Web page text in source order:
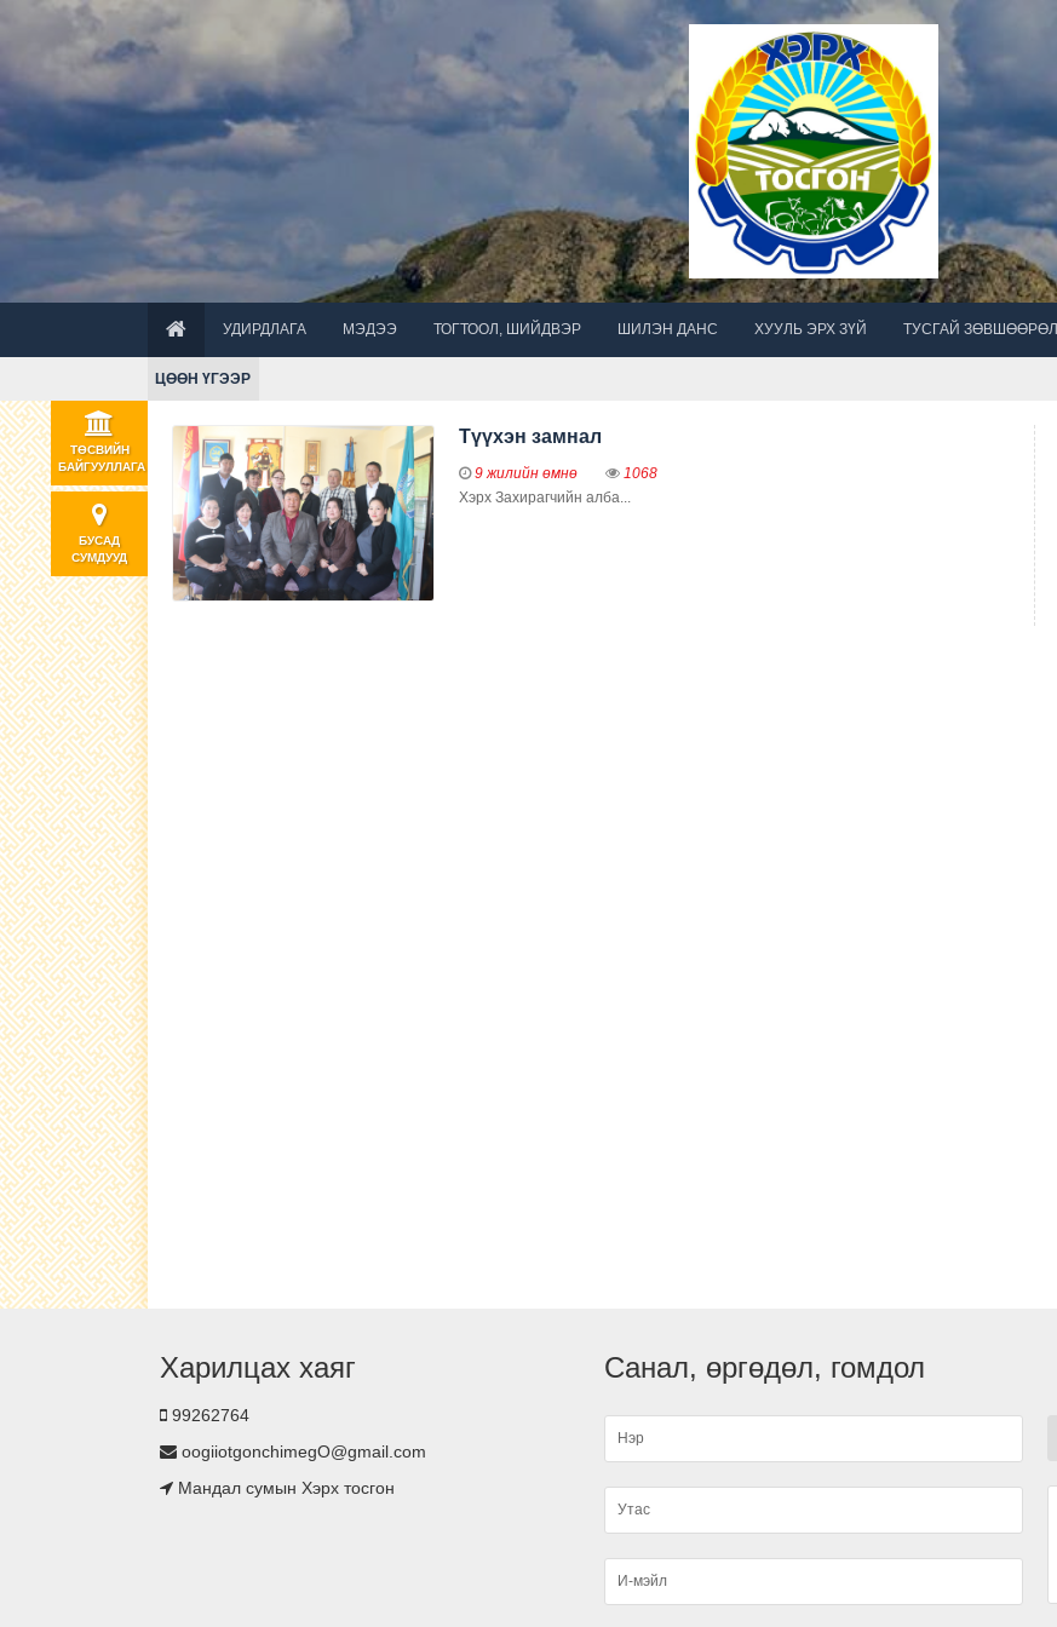
УДИРДЛАГА МЭДЭЭ ТОГТООЛ, ШИЙДВЭР ШИЛЭН ДАНС ХУУЛЬ ЭРХ ЗҮЙ ТУСГАЙ ЗӨВШӨӨРӨЛ
ЦӨӨН ҮГЭЭР
БУСАД
СУМДУУД
ТӨСВИЙН
БАЙГУУЛЛАГА
Түүхэн замнал
9 жилийн өмнө
1068
Хэрх Захирагчийн алба...
Харилцах хаяг
99262764
oogiiotgonchimegO@gmail.com
Мандал сумын Хэрх тосгон
Санал, өргөдөл, гомдол